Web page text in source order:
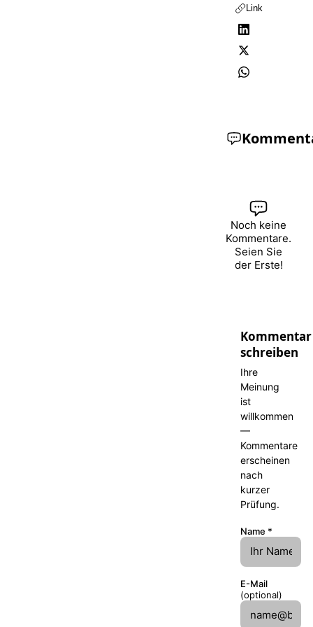
Link
Noch keine
Kommentare.
Seien Sie
der Erste!
Kommentar
schreiben
Ihre
Meinung
ist
willkommen
—
Kommentare
erscheinen
nach
kurzer
Prüfung.
Name *
E-Mail
(optional)